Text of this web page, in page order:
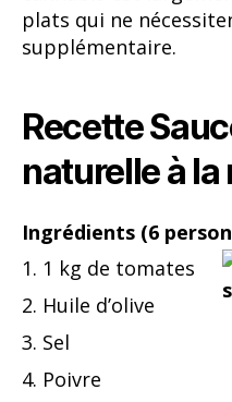
plats qui ne
supplémentaire.
Recette
naturelle à
Ingrédients (6
1. 1 kg de tomates
2. Huile d’olive
3. Sel
4. Poivre